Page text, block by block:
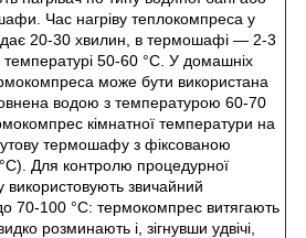
Час нагріву теплокомпреса у
20-30 хвилин, в термошафі — 2-3
температурі 50-60 °С. У домашніх
може бути використана
водою з температурою 60-70
кімнатної температури на
термошафу з фіксованою
Для контролю процедурної
звичайний
70-100 °С: термокомпрес витягають
розминають і, зігнувши удвічі,